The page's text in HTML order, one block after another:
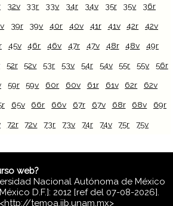
32v 33r 33v 34r 34v 35r 35v 36r
39r 39v 40r 40v 41r 41v 42r 42v
45v 46r 46v 47r 47v 48r 48v 49r
52r 52v 53r 53v 54r 54v 55r 55v 56r
59r 59v 60r 60v 61r 61v 62r 62v
65v 66r 66v 67r 67v 68r 68v 69r
72r 72v 73r 73v 74r 74v 75r 75v
web?
Nacional Autónoma de México
D.F.]: 2012 [ref del 07-08-2026].
temoa.iib.unam.mx>